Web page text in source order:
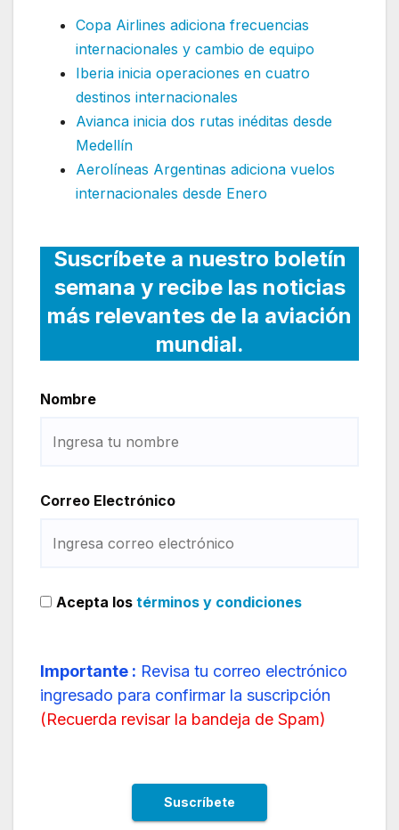
Copa Airlines adiciona frecuencias
internacionales y cambio de equipo
Iberia inicia operaciones en cuatro
destinos internacionales
Avianca inicia dos rutas inéditas desde
Medellín
Aerolíneas Argentinas adiciona vuelos
internacionales desde Enero
Suscríbete a nuestro boletín
semana y recibe las noticias
más relevantes de la aviación
mundial.
Nombre
Correo Electrónico
Acepta los términos y condiciones
Importante : Revisa tu correo electrónico
ingresado para confirmar la suscripción
(Recuerda revisar la bandeja de Spam)